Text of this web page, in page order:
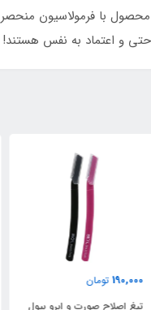
24 ساعت به پوست خود هدیه دهید! این
و اعتماد به نفس هستند!
بیول